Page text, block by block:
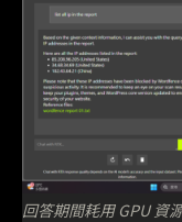
回答期間耗用 GPU 資